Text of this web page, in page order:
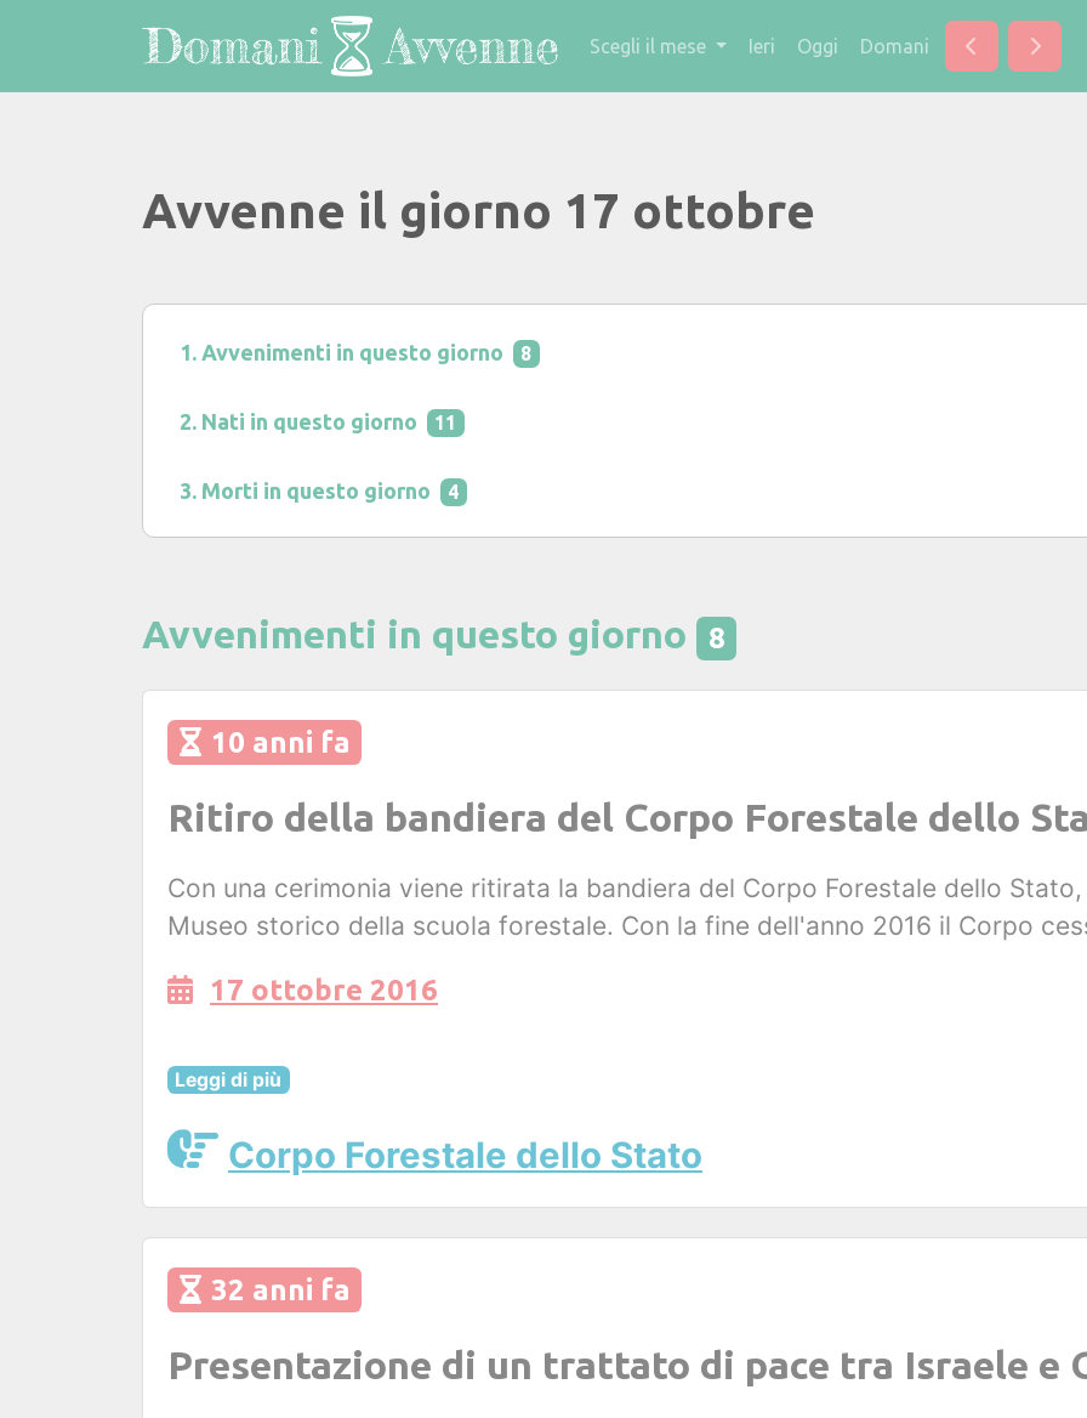
Scegli il mese Ieri Oggi Domani
Avvenne il giorno 17 ottobre
Avvenimenti in questo giorno 8
Nati in questo giorno 11
Morti in questo giorno 4
Avvenimenti in questo giorno 8
10 anni fa
Ritiro della bandiera del Corpo Forestale dello
Con una cerimonia viene ritirata la bandiera del Corpo Forestale dello
Museo storico della scuola forestale. Con la fine dell'anno 2016 il Corpo
17 ottobre 2016
Leggi di più
Corpo Forestale dello Stato
32 anni fa
Presentazione di un trattato di pace tra Israele e